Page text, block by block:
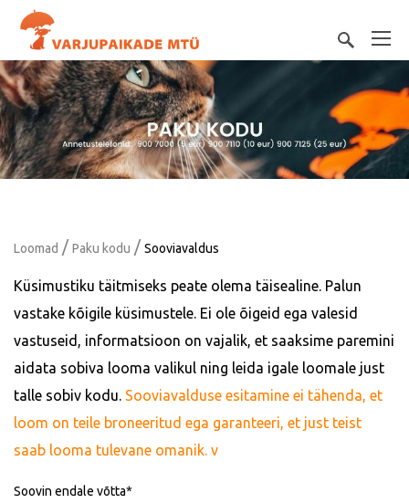
Loomad / Paku kodu / Sooviavaldus
Küsimustiku täitmiseks peate olema täisealine. Palun
vastake kõigile küsimustele. Ei ole õigeid ega valesid
vastuseid, informatsioon on vajalik, et saaksime paremini
aidata sobiva looma valikul ning leida igale loomale just
talle sobiv kodu. Sooviavalduse esitamine ei tähenda, et
loom on teile broneeritud ega garanteeri, et just teist
saab looma tulevane omanik. v
Soovin endale võtta